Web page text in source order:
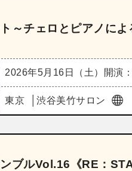
～チェロとピアノによ
2026年5月16日（土） 開演
東京 渋谷美竹サロン
ブルVol.16《RE：